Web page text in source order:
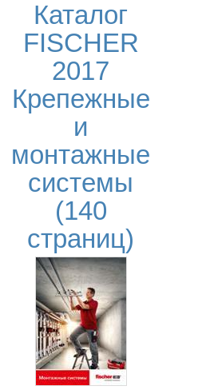
Каталог
FISCHER
2017
Крепежные
и
монтажные
системы
(140
страниц)